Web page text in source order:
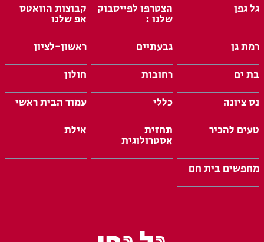
גל גפן הצטרפו לפייסבוק
שלנו :
קבוצות הוואטס
אפ שלנו
רמת גן
גבעתיים
ראשון-לציון
בת ים
רחובות
חולון
נס ציונה
כללי
עמוד הבית ראשי
טעים להכיר
תחזית
אסטרולוגית
אילת
מחפשים בית חם